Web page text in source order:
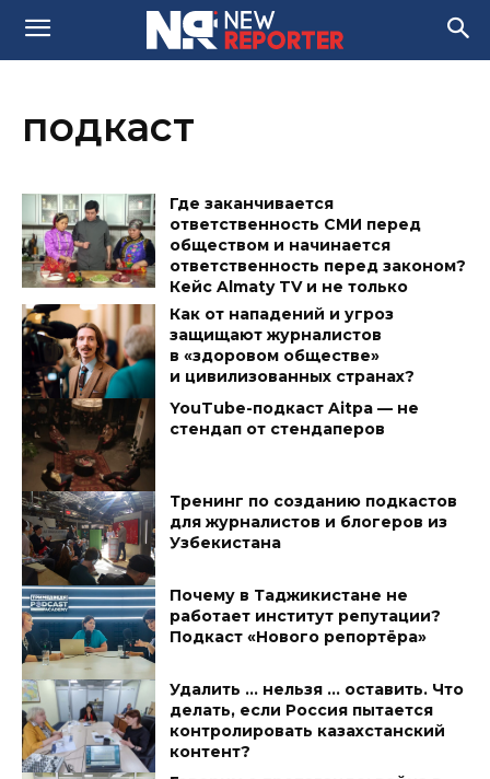
подкаст
Где заканчивается
ответственность СМИ перед
обществом и начинается
ответственность перед законом?
Кейс Almaty TV и не только
Как от нападений и угроз
защищают журналистов
в «здоровом обществе»
и цивилизованных странах?
YouTube-подкаст Aitpa — не
стендап от стендаперов
Тренинг по созданию подкастов
для журналистов и блогеров из
Узбекистана
Почему в Таджикистане не
работает институт репутации?
Подкаст «Нового репортёра»
Удалить … нельзя … оставить. Что
делать, если Россия пытается
контролировать казахстанский
контент?